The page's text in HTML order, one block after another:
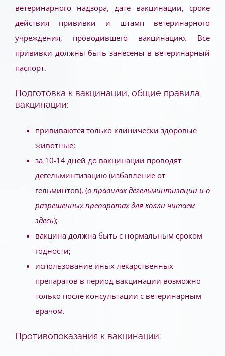
ветеринарного надзора, дате вакцинации, сроке
действия прививки и штамп ветеринарного
учреждения, проводившего вакцинацию. Все
прививки должны быть занесены в ветеринарный
паспорт.
Подготовка к вакцинации, общие правила
вакцинации:
прививаются только клинически здоровые
животные;
за 10-14 дней до вакцинации проводят
дегельминтизацию (избавление от
гельминтов), (о правилах дегельминтизации и о
разрешенных препаратах для колли читаем
здесь);
вакцина должна быть с нормальным сроком
годности;
использование иных лекарственных
препаратов в период вакцинации возможно
только после консультации с ветеринарным
врачом.
Противопоказания к вакцинации: